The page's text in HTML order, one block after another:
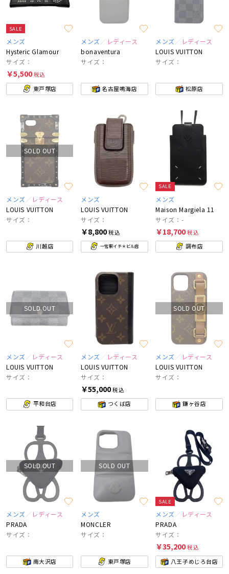
SALE
メンズ
Hysteric Glamour
サイズ：
￥5,500税込
東戸塚店
メンズ
レディース
bonaventura
サイズ：
名古屋鳴海店
メンズ
レディース
LOUIS VUITTON
サイズ：
松原店
SOLD OUT
メンズ
レディース
LOUIS VUITTON
サイズ：
川越店
メンズ
LOUIS VUITTON
サイズ：
￥8,800税込
一宮駅イチ＊ビル店
SALE
メンズ
Maison Margiela 11
サイズ：-
￥18,700税込
調布店
SOLD OUT
メンズ
レディース
LOUIS VUITTON
サイズ：
平和台店
メンズ
レディース
LOUIS VUITTON
サイズ：
￥55,000税込
つくば店
SOLD OUT
メンズ
レディース
LOUIS VUITTON
サイズ：
鎌ヶ谷店
SOLD OUT
メンズ
レディース
PRADA
サイズ：
南大沢店
SOLD OUT
メンズ
MONCLER
サイズ：
東戸塚店
SALE
メンズ
レディース
PRADA
サイズ：
￥35,200税込
八王子めじろ台店